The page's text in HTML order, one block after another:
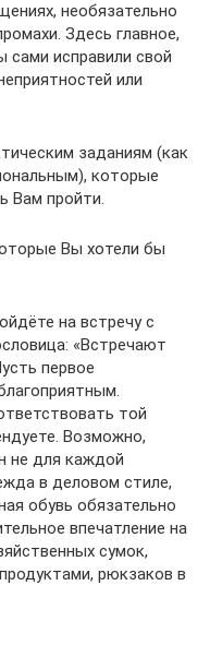
необязательно
Здесь главное,
исправили свой
или
заданиям (как
которые
Вам пройти.
Вы хотели бы
на встречу с
«Встречают
первое
той
Возможно,
не для каждой
в деловом стиле,
обувь обязательно
впечатление на
сумок,
рюкзаков в